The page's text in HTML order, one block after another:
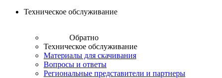
Техническое обслуживание
Обратно
Техническое обслуживание
Материалы для скачивания
Вопросы и ответы
Региональные представители и партнеры